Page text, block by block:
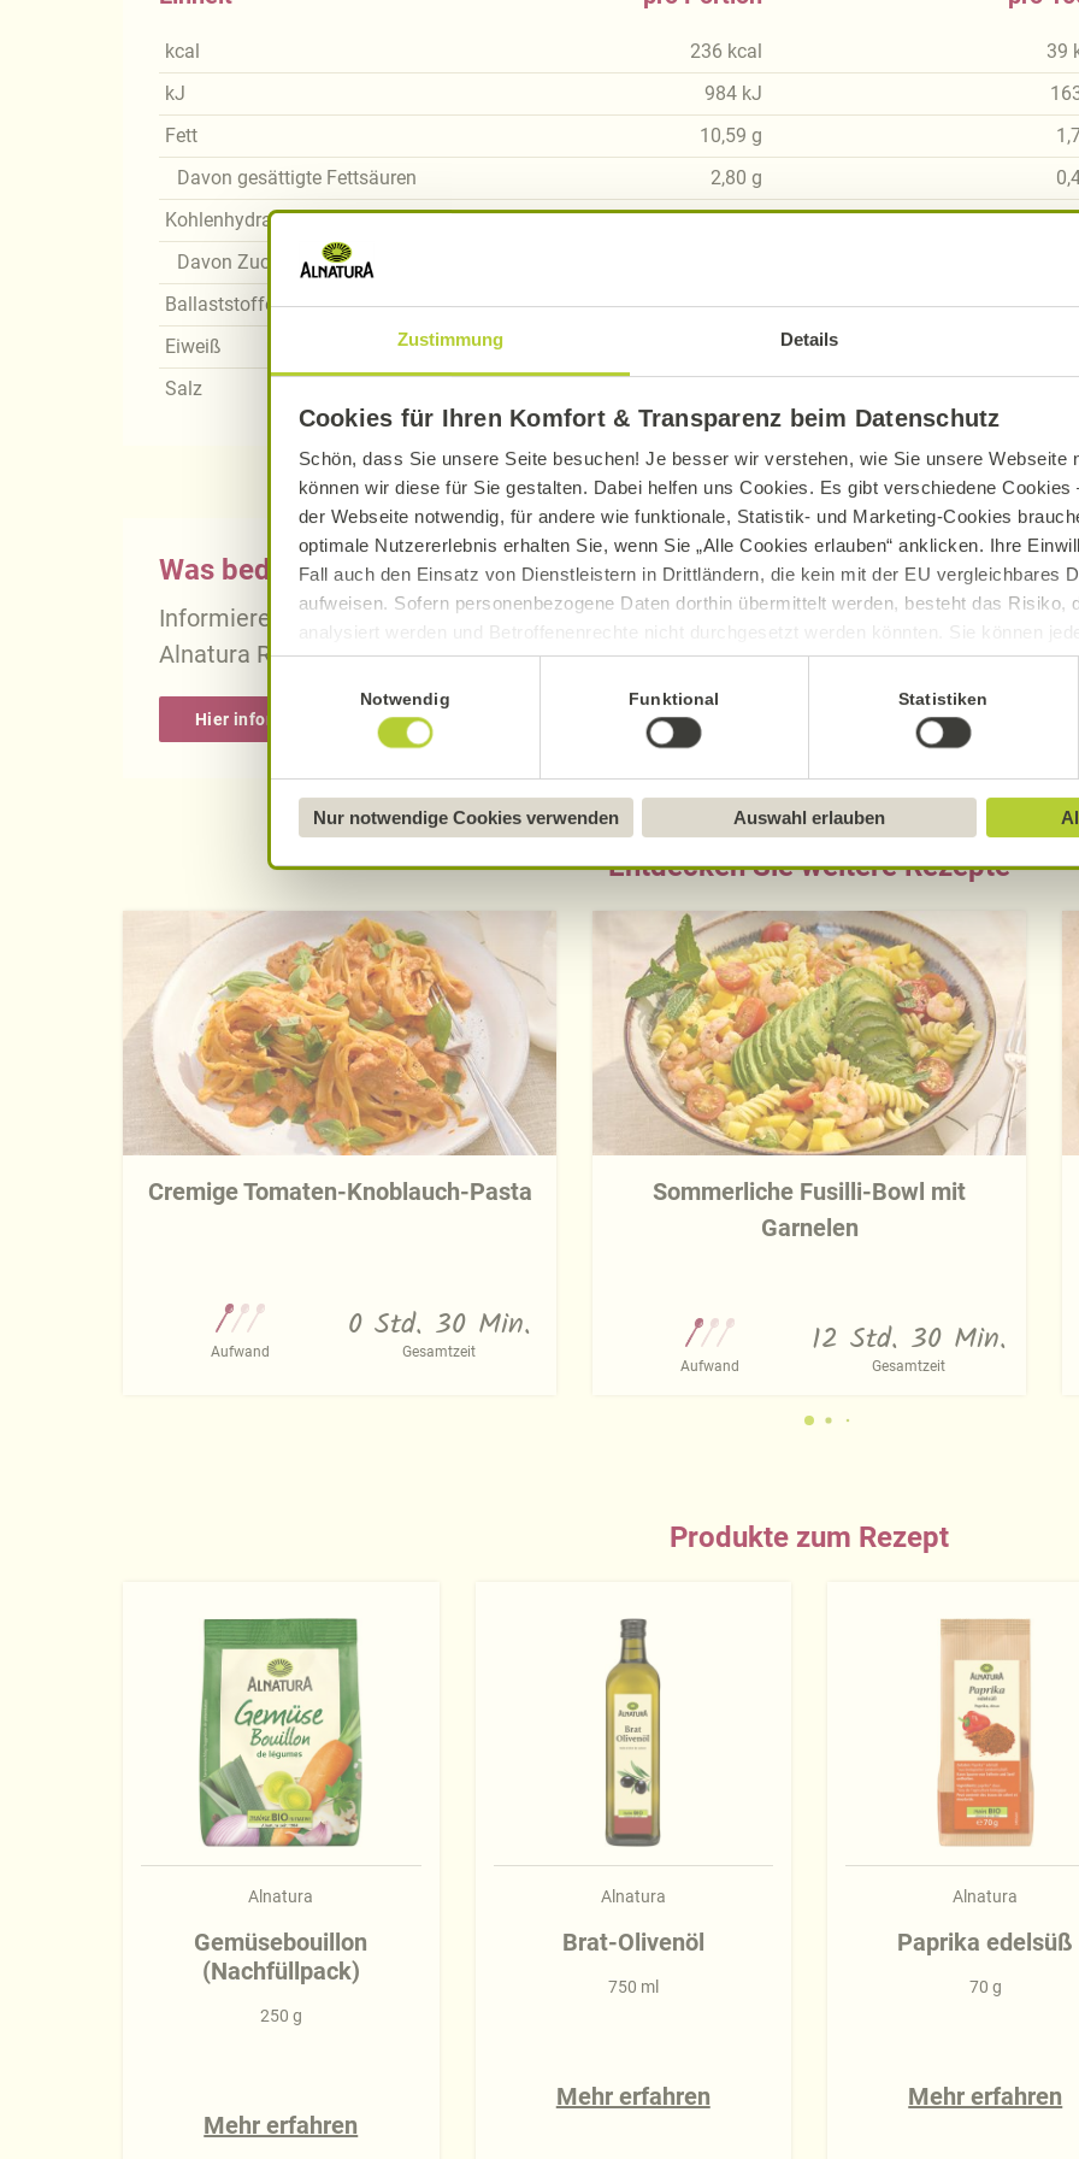
Zustimmung Details
Cookies für Ihren Komfort & Transparenz beim Datenschutz
Schön, dass Sie unsere Seite besuchen! Je besser wir verstehen, wie Sie unsere Webseite
können wir diese für Sie gestalten. Dabei helfen uns Cookies. Es gibt verschiedene Cookies
der Webseite notwendig, für andere wie funktionale, Statistik- und Marketing-Cookies
optimale Nutzererlebnis erhalten Sie, wenn Sie „Alle Cookies erlauben“ anklicken. Ihre
Fall auch den Einsatz von Dienstleistern in Drittländern, die kein mit der EU vergleichbares
aufweisen. Sofern personenbezogene Daten dorthin übermittelt werden, besteht das Risiko,
analysiert werden und Betroffenenrechte nicht durchgesetzt werden könnten. Sie können
Datenverarbeitung und -übermittlung widerrufen und Tools deaktivieren. Ausführliche
Datenschutzerklärung
Näheres über uns erfahren Sie in unseremImpressum
Notwendig Funktional Statistiken
Nur notwendige Cookies verwenden Auswahl erlauben
kcal
kJ
Fett
Davon gesättigte Fettsäuren
Kohlenhydrate
Davon Zucker
Ballaststoffe
Eiweiß
Salz
236 kcal
984 kJ
10,59 g
2,80 g
23,01g
8,96g
39
Was bedeutet vegan, vegetarisch, gluten- und laktosefrei bei Alnatura
Informieren Sie sich über die genaue Erklärung der Kennzeichnung von veganen,
Alnatura Rezepten.
Hier informieren
Entdecken Sie weitere Rezepte
Cremige Tomaten-Knoblauch-Pasta
Aufwand
0 Std. 30 Min.
Gesamtzeit
Sommerliche Fusilli-Bowl mit
Garnelen
Aufwand
12 Std. 30 Min.
Gesamtzeit
Produkte zum Rezept
Alnatura
Gemüsebouillon
(Nachfüllpack)
250 g
Mehr erfahren
Alnatura
Brat-Olivenöl
750 ml
Mehr erfahren
Alnatura
Paprika edelsüß
70 g
Mehr erfahren